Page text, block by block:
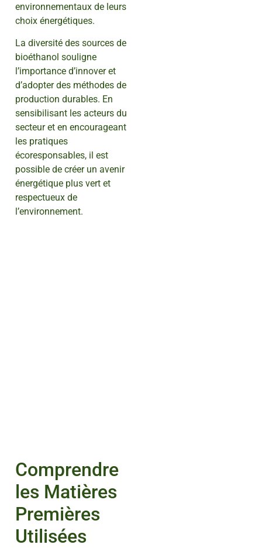
environnementaux de leurs
choix énergétiques.
La diversité des sources de
bioéthanol souligne
l’importance d’innover et
d’adopter des méthodes de
production durables. En
sensibilisant les acteurs du
secteur et en encourageant
les pratiques
écoresponsables, il est
possible de créer un avenir
énergétique plus vert et
respectueux de
l’environnement.
Comprendre
les Matières
Premières
Utilisées